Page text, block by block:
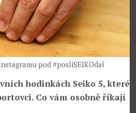
pod #posliSEIKOdal
hodinkách Seiko 5, které
Co vám osobně říkají